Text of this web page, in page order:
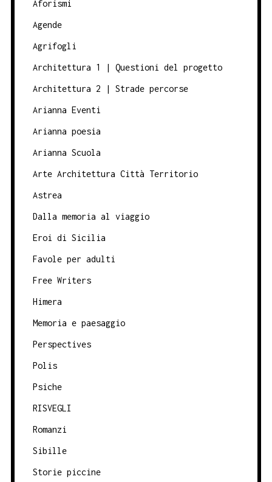
Aforismi
Agende
Agrifogli
Architettura 1 | Questioni del progetto
Architettura 2 | Strade percorse
Arianna Eventi
Arianna poesia
Arianna Scuola
Arte Architettura Città Territorio
Astrea
Dalla memoria al viaggio
Eroi di Sicilia
Favole per adulti
Free Writers
Himera
Memoria e paesaggio
Perspectives
Polis
Psiche
RISVEGLI
Romanzi
Sibille
Storie piccine